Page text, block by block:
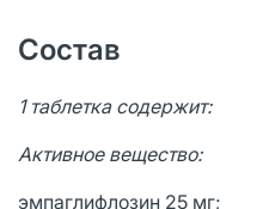
Состав
1 таблетка содержит:
Активное вещество:
эмпаглифлозин 25 мг;